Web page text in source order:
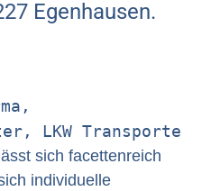
Egenhausen.
LKW Transporte
lässt sich facettenreich
individuelle